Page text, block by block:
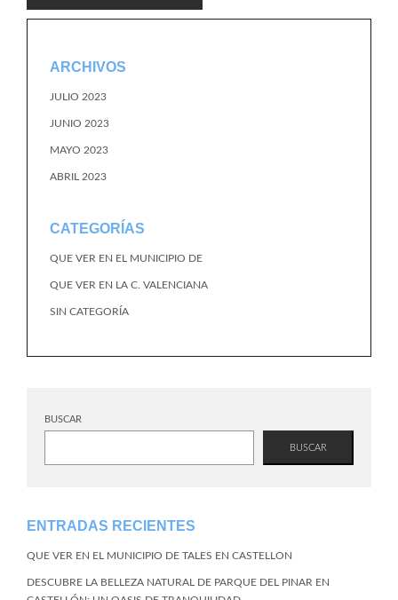
ARCHIVOS
JULIO 2023
JUNIO 2023
MAYO 2023
ABRIL 2023
CATEGORÍAS
QUE VER EN EL MUNICIPIO DE
QUE VER EN LA C. VALENCIANA
SIN CATEGORÍA
BUSCAR
BUSCAR
ENTRADAS RECIENTES
QUE VER EN EL MUNICIPIO DE TALES EN CASTELLON
DESCUBRE LA BELLEZA NATURAL DE PARQUE DEL PINAR EN